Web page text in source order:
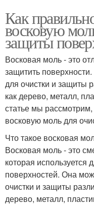
Как
восковую
защиты
Восковая моль - это
защитить
для очистки и защиты
как дерево, металл,
статье мы
восковую моль для
Что такое восковая
Восковая моль - это
которая используется
поверхностей. Она
очистки и защиты
дерево, металл,